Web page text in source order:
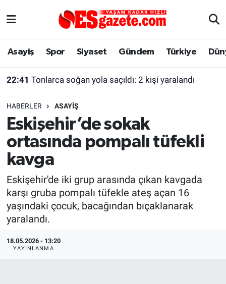
Asayiş Spor Siyaset Gündem Türkiye
22:41 Tonlarca soğan yola saçıldı: 2 kişi yaralandı
HABERLER ASAYIŞ
Eskişehir’de sokak
ortasında pompalı tüfekli
kavga
Eskişehir'de iki grup arasında çıkan kavgada
karşı gruba pompalı tüfekle ateş açan 16
yaşındaki çocuk, bacağından bıçaklanarak
yaralandı.
18.05.2026 - 13:20
YAYINLANMA
Asayiş
Gündem
Türkiye
Dünya
Sağlık
Alış-Veriş/İş dünyası
Yaşam
Eskişehirspor Arşivi
Eskişehir Arşivi
Röportaj
Ekonomi
Kültür Sanat
Politika
Eskişehir Nöbetçi Eczaneler
Süper Lig Puan Durumu ve Fikstür
Tüm Manşetler
Son Dakika Haberleri
Haber Arşivi